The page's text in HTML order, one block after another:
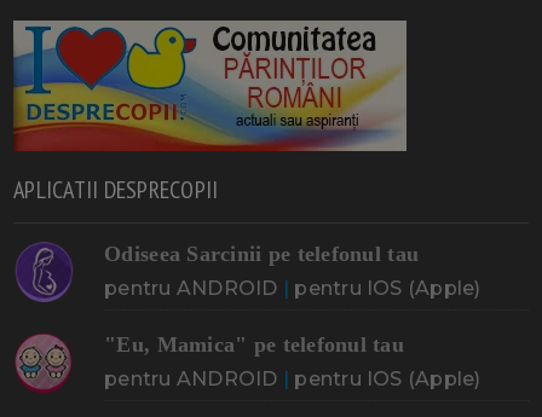
APLICATII DESPRECOPII
Odiseea Sarcinii pe telefonul tau
pentru ANDROID | pentru IOS (Apple)
"Eu, Mamica" pe telefonul tau
pentru ANDROID | pentru IOS (Apple)